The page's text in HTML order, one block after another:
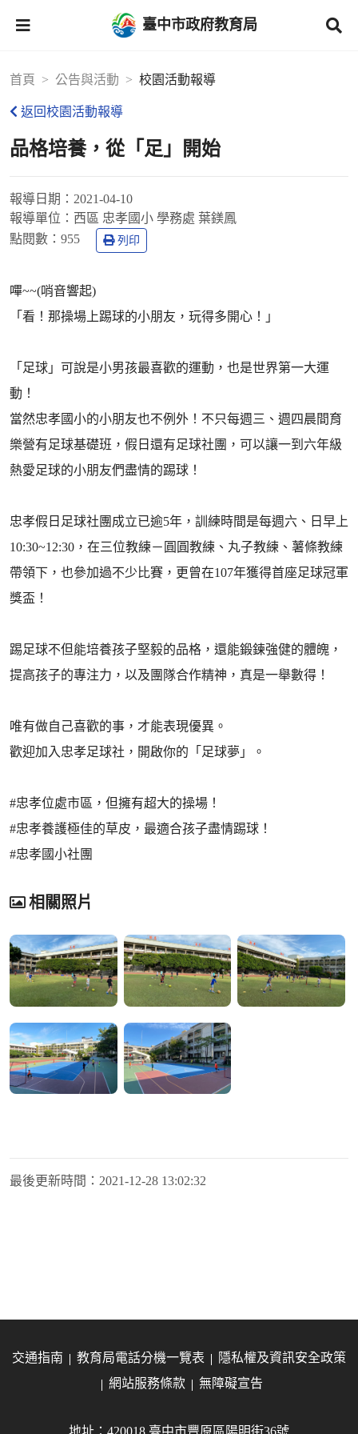
臺中市政府教育局
首頁 公告與活動 校園活動報導
返回校園活動報導
品格培養，從「足」開始
報導日期： 2021-04-10
報導單位： 西區 忠孝國小 學務處 葉鎂鳳
點閱數： 955 列印
嗶~~(哨音響起)
「看！那操場上踢球的小朋友，玩得多開心！」
「足球」可說是小男孩最喜歡的運動，也是世界第一大運
動！
當然忠孝國小的小朋友也不例外！不只每週三、週四晨間育
樂營有足球基礎班，假日還有足球社團，可以讓一到六年級
熱愛足球的小朋友們盡情的踢球！
忠孝假日足球社團成立已逾5年，訓練時間是每週六、日早上
10:30~12:30，在三位教練－圓圓教練、丸子教練、薯條教練
帶領下，也參加過不少比賽，更曾在107年獲得首座足球冠軍
獎盃！
踢足球不但能培養孩子堅毅的品格，還能鍛鍊強健的體魄，
提高孩子的專注力，以及團隊合作精神，真是一舉數得！
唯有做自己喜歡的事，才能表現優異。
歡迎加入忠孝足球社，開啟你的「足球夢」。
#忠孝位處市區，但擁有超大的操場！
#忠孝養護極佳的草皮，最適合孩子盡情踢球！
#忠孝國小社團
相關照片
最後更新時間： 2021-12-28 13:02:32
交通指南 教育局電話分機一覽表
隱私權及資訊安全政策
網站服務條款
無障礙宣告